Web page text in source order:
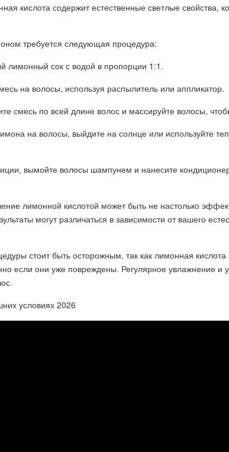
кислота содержит естественные светлые свойства,
требуется следующая процедура:
лимонный сок с водой в пропорции 1:1.
на волосы, используя распылитель или аппликатор.
смесь по всей длине волос и массируйте волосы,
на волосы, выйдите на солнце или используйте
вымойте волосы шампунем и нанесите
лимонной кислотой может быть не настолько
могут различаться в зависимости от вашего
стоит быть осторожным, так как лимонная
если они уже повреждены. Регулярное увлажнение и
условиях 2026